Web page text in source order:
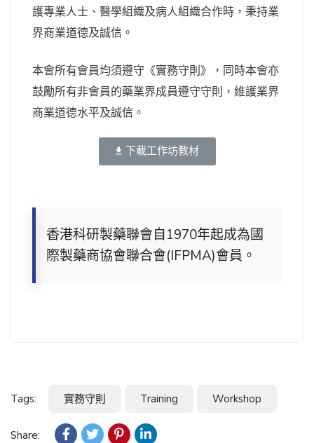
護專業人士、醫學組織及病人組織合作時，秉持業
界商業道德及誠信。
本會所有會員均須遵守《實務守則》，同時本會亦
鼓勵所有非會員的藥業界成員遵守守則，維護業界
商業道德水平及誠信。
下載工作坊教材
香港科研製藥聯會自1970年起成為國
際製藥商協會聯合會(IFPMA)會員。
Tags: 實務守則 Training Workshop
Share: